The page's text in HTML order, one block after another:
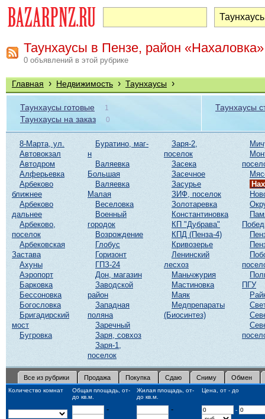
Таунхаусы в Пензе, район «Нахаловка»
0 объявлений в этой рубрике
Главная › Недвижимость › Таунхаусы ›
Таунхаусы готовые 1
Таунхаусы на заказ 0
Таунхаусы
8-Марта, ул.
Автовокзал
Автодром
Алферьевка
Арбеково
ближнее
Арбеково
дальнее
Арбеково,
поселок
Арбековская
Застава
Ахуны
Аэропорт
Барковка
Бессоновка
Богословка
Бригадирский
мост
Бугровка
Буратино, маг-
н
Валяевка
Большая
Валяевка
Малая
Веселовка
Военный
городок
Возрождение
Глобус
Горизонт
ГПЗ-24
Дон, магазин
Заводской
район
Западная
поляна
Заречный
Заря, совхоз
Заря-1,
поселок
Заря-2,
поселок
Засека
Засечное
Засурье
ЗИФ, поселок
Золотаревка
Константиновка
КП "Дубрава"
КПД (Пенза-4)
Кривозерье
Ленинский
лесхоз
Маньчжурия
Мастиновка
Маяк
Медпрепараты
(Биосинтез)
ПГУ
Все из рубрики Продажа Покупка Сдаю Сниму Обмен
Количество комнат
Общая площадь, от-
до кв.м.
Жилая площадь, от-
до кв.м.
Цена, от - до
- - -